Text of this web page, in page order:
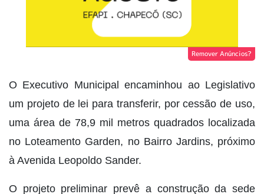
Remover Anúncios?
O Executivo Municipal encaminhou ao Legislativo
um projeto de lei para transferir, por cessão de uso,
uma área de 78,9 mil metros quadrados localizada
no Loteamento Garden, no Bairro Jardins, próximo
à Avenida Leopoldo Sander.
O projeto preliminar prevê a construção da sede